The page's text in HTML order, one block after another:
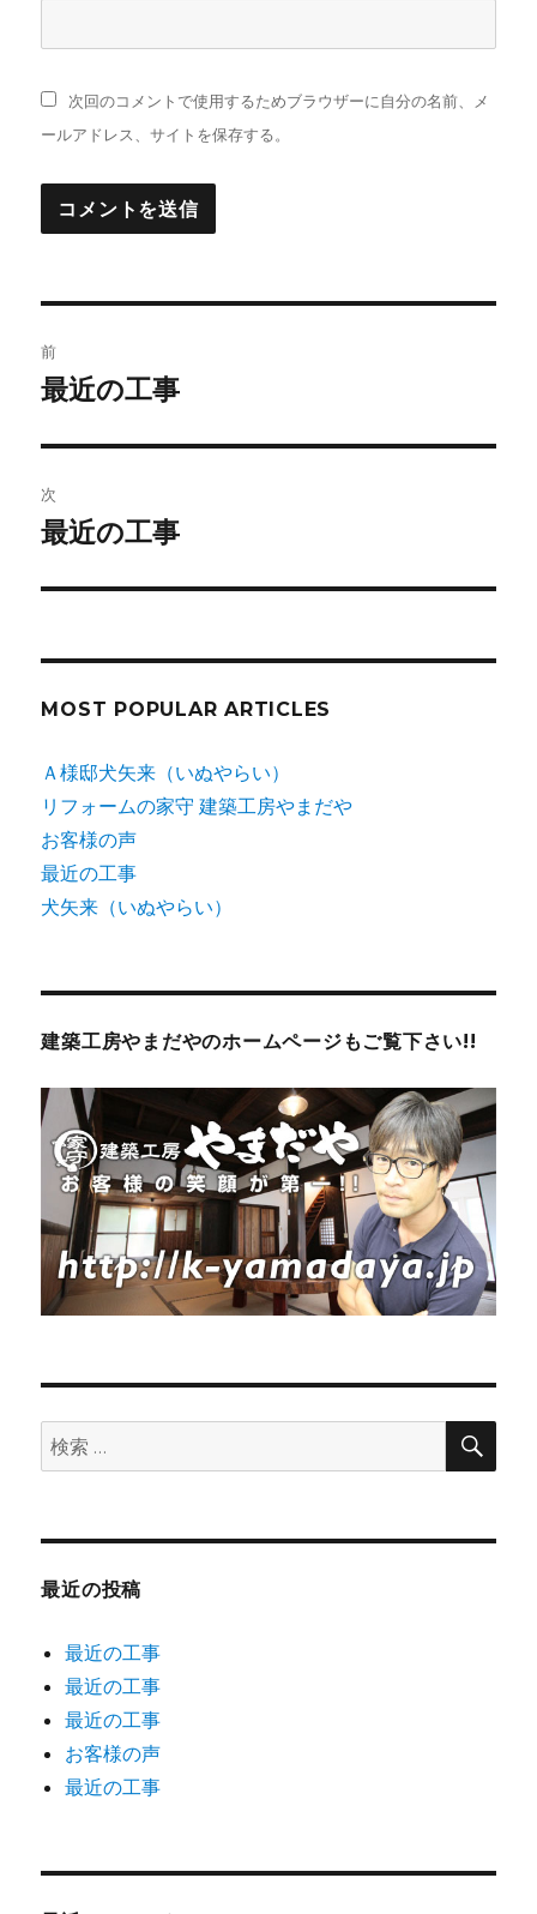
次回のコメントで使用するためブラウザーに自分の名前、メ
ールアドレス、サイトを保存する。
稿
ビ
ゲ
ー
前
前
稿:
最近の工事
次
次
最近の工事
MOST POPULAR ARTICLES
Ａ様邸犬矢来（いぬやらい）
リフォームの家守 建築工房やまだや
お客様の声
最近の工事
犬矢来（いぬやらい）
建築工房やまだやのホームページもご覧下さい!!
検
索:
検
最近の投稿
最近の工事
最近の工事
最近の工事
お客様の声
最近の工事